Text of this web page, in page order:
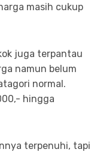
masih cukup
juga terpantau
namun belum
normal.
hingga
terpenuhi, tapi